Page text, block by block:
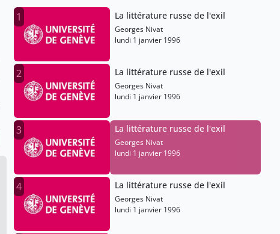
1 La littérature russe de l'exil
Georges Nivat
lundi 1 janvier 1996
2 La littérature russe de l'exil
Georges Nivat
lundi 1 janvier 1996
3 La littérature russe de l'exil
Georges Nivat
lundi 1 janvier 1996
4 La littérature russe de l'exil
Georges Nivat
lundi 1 janvier 1996